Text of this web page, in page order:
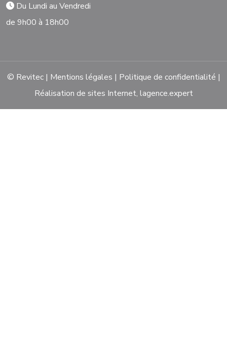
Du Lundi au Vendredi
de 9h00 à 18h00
© Revitec | Mentions légales | Politique de confidentialité |
Réalisation de sites Internet, lagence.expert